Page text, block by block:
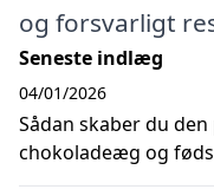
og forsvarligt
Seneste indlæg
Sådan skaber du
chokoladeæg og
04/01/2026